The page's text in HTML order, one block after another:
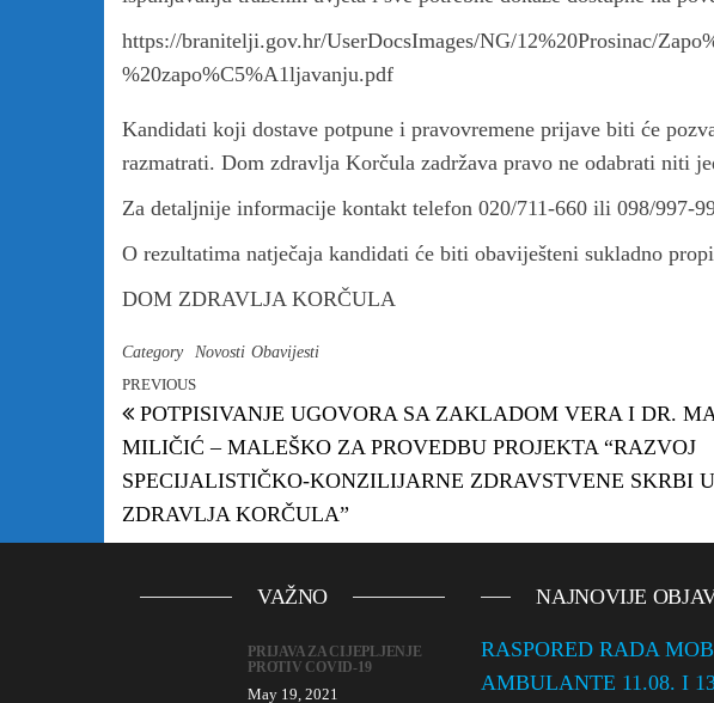
https://branitelji.gov.hr/UserDocsImages/NG/12%20Prosinac/
%20zapo%C5%A1ljavanju.pdf
Kandidati koji dostave potpune i pravovremene prijave biti će
razmatrati. Dom zdravlja Korčula zadržava pravo ne odabrati niti
Za detaljnije informacije kontakt telefon 020/711-660 ili 098/997-
O rezultatima natječaja kandidati će biti obaviješteni sukladno
DOM ZDRAVLJA KORČULA
Category Novosti Obavijesti
Post navigation
Previous Post
PREVIOUS
POTPISIVANJE UGOVORA SA ZAKLADOM VERA I DR.
MILIČIĆ – MALEŠKO ZA PROVEDBU PROJEKTA “RAZVOJ
SPECIJALISTIČKO-KONZILIJARNE ZDRAVSTVENE SKRBI
ZDRAVLJA KORČULA”
VAŽNO
PRIJAVA ZA CIJEPLJENJE
PROTIV COVID-19
May 19, 2021
NAJNOVIJE
RASPORED RADA
AMBULANTE 11.08. I